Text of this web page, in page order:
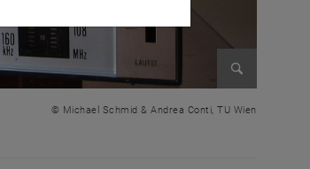
© Michael Schmid & Andrea Conti, TU Wien